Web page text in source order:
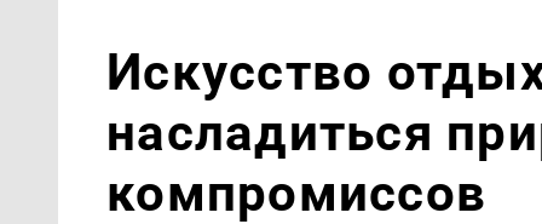
Искусство
насладиться
компромиссов